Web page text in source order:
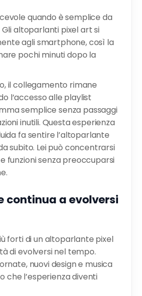
quando è semplice da
altoparlanti pixel art si
agli smartphone, così la
pochi minuti dopo la
il collegamento rimane
l’accesso alle playlist
semplice senza passaggi
inutili. Questa esperienza
fa sentire l’altoparlante
subito. Lei può concentrarsi
funzioni senza preoccuparsi
continua a evolversi
forti di un altoparlante pixel
di evolversi nel tempo.
nuovi design e musica
che l’esperienza diventi